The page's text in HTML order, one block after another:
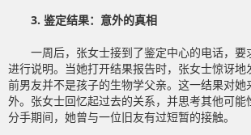
3. 鉴定结果：意外的真相
一周后，张女士接到了鉴定中心的电话，要
进行说明。当她打开结果报告时，张女士惊讶地
前男友并不是孩子的生物学父亲。这一结果对她
外。张女士回忆起过去的关系，并思考其他可能
分手期间，她曾与一位旧友有过短暂的接触。